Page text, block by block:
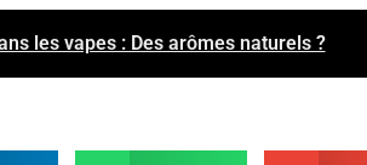
les vapes : Des arômes naturels ?